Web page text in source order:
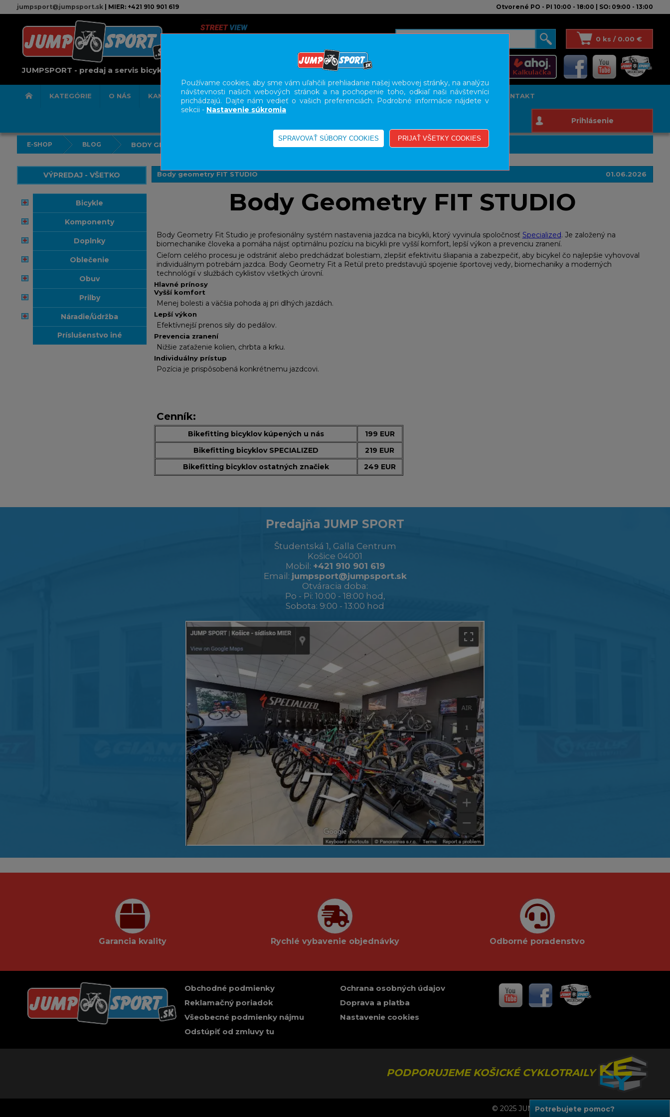
Potrebujete pomoc?
jumpsport@jumpsport.sk| MIER: +421 910 901 619 Otvorené PO - PI 10:00 - 18:00 | SO: 09:00 - 13:00
JUMPSPORT - predaj a servis bicyklov
0 ks / 0.00 €
KATEGÓRIE O NÁS KAMENNÁ PREDAJNA SERVIS SLUŽBY KARIÉRA BODY GEOMETRY FIT STUDIO KONTAKT
Prihlásenie
E-SHOP BLOG BODY GEOMETRY FIT STUDIO
VÝPREDAJ - VŠETKO
bicykle
komponenty
doplnky
oblečenie
obuv
prilby
náradie/údržba
príslušenstvo iné
Body geometry FIT STUDIO 01.06.2026
Body Geometry FIT STUDIO
Body Geometry Fit Studio je profesionálny systém nastavenia jazdca na bicykli, ktorý vyvinula spoločnosť Specialized. Je založený na
biomechanike človeka a pomáha nájsť optimálnu pozíciu na bicykli pre vyšší komfort, lepší výkon a prevenciu zranení.
Cieľom celého procesu je odstrániť alebo predchádzať bolestiam, zlepšiť efektivitu šliapania a zabezpečiť, aby bicykel čo najlepšie vyhovoval
individuálnym potrebám jazdca. Body Geometry Fit a Retül preto predstavujú spojenie športovej vedy, biomechaniky a moderných
technológií v službách cyklistov všetkých úrovní.
Hlavné prínosy
Vyšší komfort
Menej bolesti a väčšia pohoda aj pri dlhých jazdách.
Lepší výkon
Efektívnejší prenos sily do pedálov.
Prevencia zranení
Nižšie zaťaženie kolien, chrbta a krku.
Individuálny prístup
Pozícia je prispôsobená konkrétnemu jazdcovi.
Cenník:
Bikefitting bicyklov kúpených u nás
199 EUR
Bikefitting bicyklov SPECIALIZED
219 EUR
Bikefitting bicyklov ostatných značiek
249 EUR
Predajňa JUMP SPORT
Študentská 1, Galla Centrum
Košice 04001
Mobil: +421 910 901 619
Email: jumpsport@jumpsport.sk
Otváracia doba:
Po - Pi: 10:00 - 18:00 hod,
Sobota: 9:00 - 13:00 hod
Garancia kvality Rychlé vybavenie objednávky Odborné poradenstvo
Obchodné podmienky
Reklamačný poriadok
Všeobecné podmienky nájmu
Odstúpiť od zmluvy tu
Ochrana osobných údajov
Doprava a platba
Nastavenie cookies
PODPORUJEME KOŠICKÉ CYKLOTRAILY
© 2025 JUMPSPORT, Všetky práva vyhradené.
Používame cookies, aby sme vám uľahčili prehliadanie našej webovej stránky, na analýzu
návštevnosti našich webových stránok a na pochopenie toho, odkiaľ naši návštevníci
prichádzajú. Dajte nám vedieť o vašich preferenciách. Podrobné informácie nájdete v
sekcii - Nastavenie súkromia